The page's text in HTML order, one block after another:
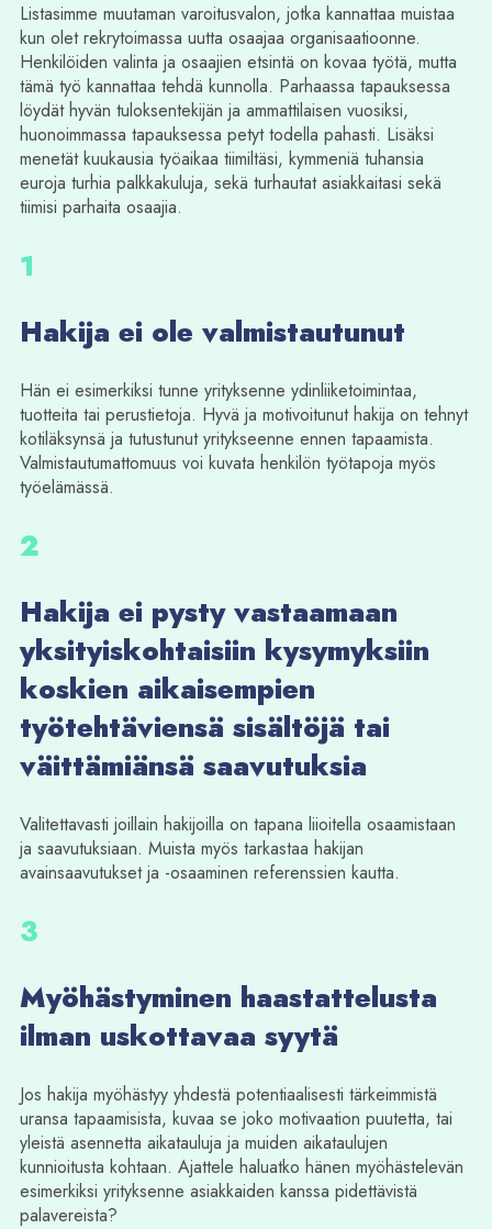
Listasimme muutaman varoitusvalon, jotka kannattaa muistaa
kun olet rekrytoimassa uutta osaajaa organisaatioonne.
Henkilöiden valinta ja osaajien etsintä on kovaa työtä, mutta
tämä työ kannattaa tehdä kunnolla. Parhaassa tapauksessa
löydät hyvän tuloksentekijän ja ammattilaisen vuosiksi,
huonoimmassa tapauksessa petyt todella pahasti. Lisäksi
menetät kuukausia työaikaa tiimiltäsi, kymmeniä tuhansia
euroja turhia palkkakuluja, sekä turhautat asiakkaitasi sekä
tiimisi parhaita osaajia.
1
Hakija ei ole valmistautunut
Hän ei esimerkiksi tunne yrityksenne ydinliiketoimintaa,
tuotteita tai perustietoja. Hyvä ja motivoitunut hakija on tehnyt
kotiläksynsä ja tutustunut yritykseenne ennen tapaamista.
Valmistautumattomuus voi kuvata henkilön työtapoja myös
työelämässä.
2
Hakija ei pysty vastaamaan
yksityiskohtaisiin kysymyksiin
koskien aikaisempien
työtehtäviensä sisältöjä tai
väittämiänsä saavutuksia
Valitettavasti joillain hakijoilla on tapana liioitella osaamistaan
ja saavutuksiaan. Muista myös tarkastaa hakijan
avainsaavutukset ja -osaaminen referenssien kautta.
3
Myöhästyminen haastattelusta
ilman uskottavaa syytä
Jos hakija myöhästyy yhdestä potentiaalisesti tärkeimmistä
uransa tapaamisista, kuvaa se joko motivaation puutetta, tai
yleistä asennetta aikatauluja ja muiden aikataulujen
kunnioitusta kohtaan. Ajattele haluatko hänen myöhästelevän
esimerkiksi yrityksenne asiakkaiden kanssa pidettävistä
palavereista?